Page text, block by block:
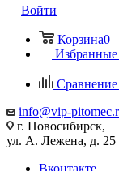
Войти
Корзина0
Сравнение
info@vip-
г. Новосибирск,
ул. А. Лежена, д. 25
Вконтакте